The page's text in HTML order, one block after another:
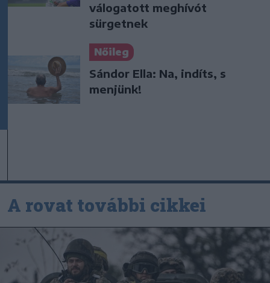
válogatott meghívót
sürgetnek
Nőileg
Sándor Ella: Na, indíts, s
menjünk!
A rovat további cikkei